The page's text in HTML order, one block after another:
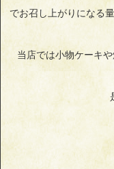
でお召し上がりになる
当店では小物ケーキ